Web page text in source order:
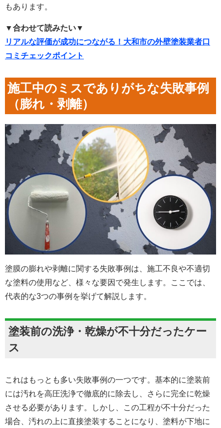
もあります。
▼合わせて読みたい▼
リアルな評価が成功につながる！大和市の外壁塗装業者口
コミチェックポイント
施工中のミスでありがちな失敗事例
（膨れ・剥離）
塗膜の膨れや剥離に関する失敗事例は、施工不良や不適切
な塗料の使用など、様々な要因で発生します。ここでは、
代表的な3つの事例を挙げて解説します。
塗装前の洗浄・乾燥が不十分だったケー
ス
これはもっとも多い失敗事例の一つです。基本的に塗装前
には汚れを高圧洗浄で徹底的に除去し、さらに完全に乾燥
させる必要があります。しかし、この工程が不十分だった
場合、汚れの上に直接塗装することになり、塗料が下地に